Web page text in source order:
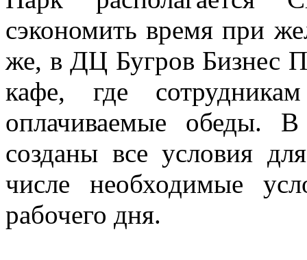
сэкономить время при
же, в ДЦ Бугров Бизнес
кафе, где
оплачиваемые обеды.
созданы все условия
числе необходимые
рабочего дня.